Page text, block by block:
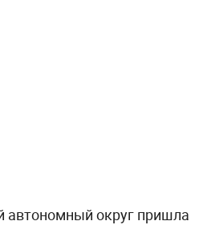
автономный округ пришла